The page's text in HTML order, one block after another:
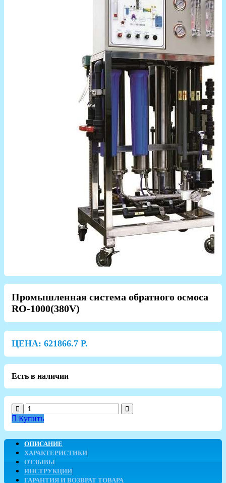
Промышленная система обратного осмоса
RO-1000(380V)
ЦЕНА: 621866.7 Р.
Есть в наличии
Купить
ОПИСАНИЕ
ХАРАКТЕРИСТИКИ
ОТЗЫВЫ
ИНСТРУКЦИИ
ГАРАНТИЯ И ВОЗВРАТ ТОВАРА